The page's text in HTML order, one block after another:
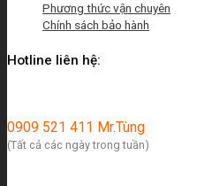
Phương thức vận chuyên
Chính sách bảo hành
Hotline liên hệ:
0909 521 411 Mr.Tùng
(Tất cả các ngày trong tuần)